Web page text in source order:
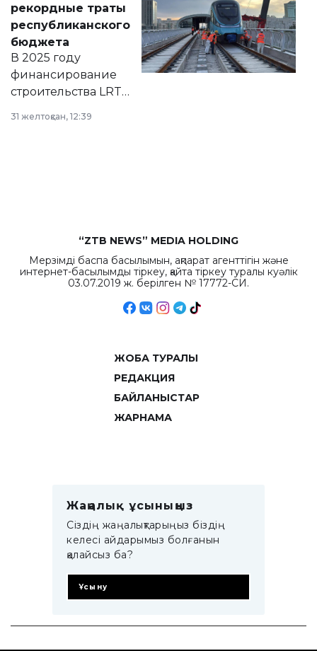
нормативных
правовых актов и
на сайте маслихат
города.
рекордные траты
республиканского
бюджета
В 2025 году
финансирование
строительства LRT
республиканского
31 желтоқсан, 12:39
“ZTB NEWS” MEDIA HOLDING
Мерзімді баспа басылымын, ақпарат агенттігін және
интернет-басылымды тіркеу, қайта тіркеу туралы куәлік
03.07.2019 ж. берілген № 17772-СИ.
ЖОБА ТУРАЛЫ
РЕДАКЦИЯ
БАЙЛАНЫСТАР
ЖАРНАМА
Жаңалық ұсыныңыз
Сіздің жаңалықтарыңыз біздің
келесі айдарымыз болғанын
қалайсыз ба?
Ұсыну